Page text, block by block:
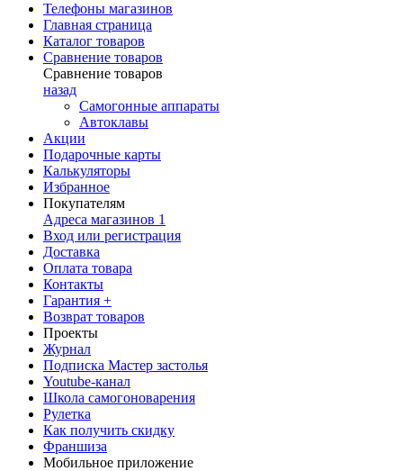
Телефоны магазинов
Главная страница
Каталог товаров
Сравнение товаров
Сравнение товаров
назад
Самогонные аппараты
Автоклавы
Акции
Подарочные карты
Калькуляторы
Избранное
Покупателям
Адреса магазинов 1
Вход или регистрация
Доставка
Оплата товара
Контакты
Гарантия +
Возврат товаров
Проекты
Журнал
Подписка Мастер застолья
Youtube-канал
Школа самогоноварения
Рулетка
Как получить скидку
Франшиза
Мобильное приложение